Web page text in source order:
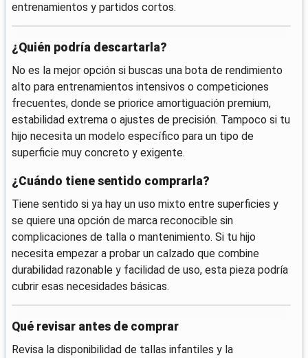
entrenamientos y partidos cortos.
¿Quién podría descartarla?
No es la mejor opción si buscas una bota de rendimiento
alto para entrenamientos intensivos o competiciones
frecuentes, donde se priorice amortiguación premium,
estabilidad extrema o ajustes de precisión. Tampoco si tu
hijo necesita un modelo específico para un tipo de
superficie muy concreto y exigente.
¿Cuándo tiene sentido comprarla?
Tiene sentido si ya hay un uso mixto entre superficies y
se quiere una opción de marca reconocible sin
complicaciones de talla o mantenimiento. Si tu hijo
necesita empezar a probar un calzado que combine
durabilidad razonable y facilidad de uso, esta pieza podría
cubrir esas necesidades básicas.
Qué revisar antes de comprar
Revisa la disponibilidad de tallas infantiles y la